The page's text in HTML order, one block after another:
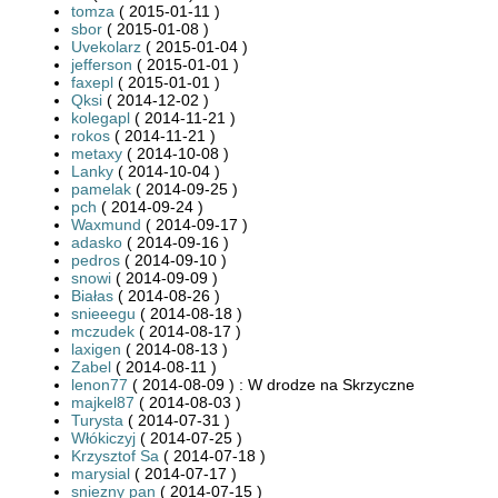
tomza ( 2015-01-11 )
sbor ( 2015-01-08 )
Uvekolarz ( 2015-01-04 )
jefferson ( 2015-01-01 )
faxepl ( 2015-01-01 )
Qksi ( 2014-12-02 )
kolegapl ( 2014-11-21 )
rokos ( 2014-11-21 )
metaxy ( 2014-10-08 )
Lanky ( 2014-10-04 )
pamelak ( 2014-09-25 )
pch ( 2014-09-24 )
Waxmund ( 2014-09-17 )
adasko ( 2014-09-16 )
pedros ( 2014-09-10 )
snowi ( 2014-09-09 )
Białas ( 2014-08-26 )
snieeegu ( 2014-08-18 )
mczudek ( 2014-08-17 )
laxigen ( 2014-08-13 )
Zabel ( 2014-08-11 )
lenon77 ( 2014-08-09 ) : W drodze na Skrzyczne
majkel87 ( 2014-08-03 )
Turysta ( 2014-07-31 )
Włókiczyj ( 2014-07-25 )
Krzysztof Sa ( 2014-07-18 )
marysial ( 2014-07-17 )
sniezny pan ( 2014-07-15 )